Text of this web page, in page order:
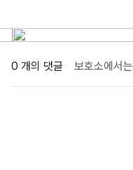
0 개의 댓글 보호소에서